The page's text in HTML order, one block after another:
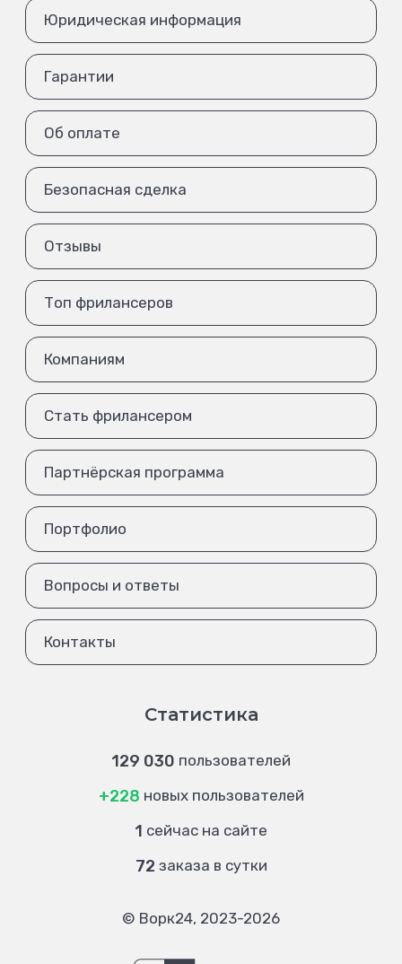
Юридическая информация
Гарантии
Об оплате
Безопасная сделка
Отзывы
Топ фрилансеров
Компаниям
Стать фрилансером
Партнёрская программа
Портфолио
Вопросы и ответы
Контакты
Статистика
129 030 пользователей
+228 новых пользователей
1 сейчас на сайте
72 заказа в сутки
© Ворк24, 2023-2026